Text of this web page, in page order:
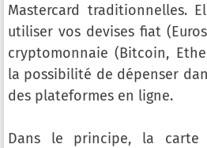
Mastercard traditionnelles.
utiliser vos devises fiat
cryptomonnaie (Bitcoin,
la possibilité de dépenser
des plateformes en ligne.
Dans le principe, la carte